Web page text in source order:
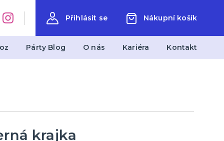
Přihlásit se Nákupní košík
Párty Blog O nás Kariéra Kontakt
Svatební doplňky
krajka